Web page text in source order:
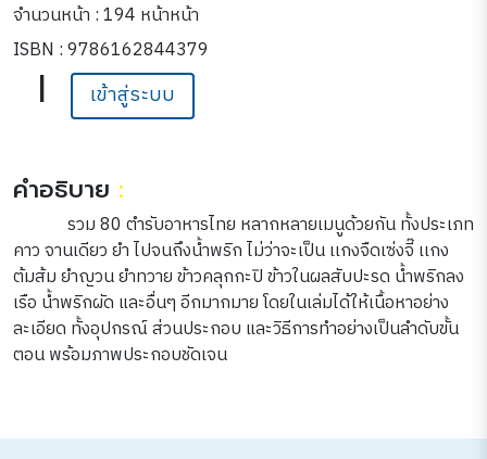
จำนวนหน้า : 194 หน้าหน้า
ISBN : 9786162844379
| เข้าสู่ระบบ
คำอธิบาย :
รวม 80 ตำรับอาหารไทย หลากหลายเมนูด้วยกัน ทั้งประเภท
คาว จานเดียว ยำ ไปจนถึงน้ำพริก ไม่ว่าจะเป็น เเกงจืดเซ่งจี๊ เเกง
ต้มส้ม ยำญวน ยำทวาย ข้าวคลุกกะปิ ข้าวในผลสับปะรด น้ำพริกลง
เรือ น้ำพริกผัด และอื่นๆ อีกมากมาย โดยในเล่มได้ให้เนื้อหาอย่าง
ละเอียด ทั้งอุปกรณ์ ส่วนประกอบ และวิธีการทำอย่างเป็นลำดับขั้น
ตอน พร้อมภาพประกอบชัดเจน